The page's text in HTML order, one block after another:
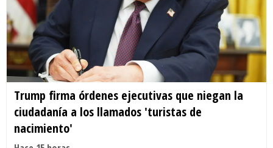
Trump firma órdenes ejecutivas que niegan la
ciudadanía a los llamados 'turistas de
nacimiento'